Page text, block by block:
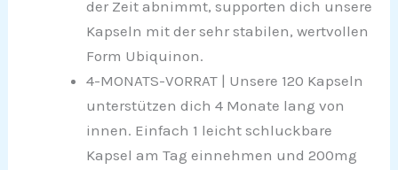
der Zeit abnimmt, supporten dich unsere
Kapseln mit der sehr stabilen, wertvollen
Form Ubiquinon.
4-MONATS-VORRAT | Unsere 120 Kapseln
unterstützen dich 4 Monate lang von
innen. Einfach 1 leicht schluckbare
Kapsel am Tag einnehmen und 200mg